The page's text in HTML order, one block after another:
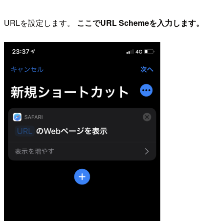
URLを設定します。 ここでURL Schemeを入力します。